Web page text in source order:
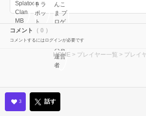
コメント （ 0 ）
コメントするにはログインが必要です
HOME > プレイヤー一覧 > プレイ
3 話す